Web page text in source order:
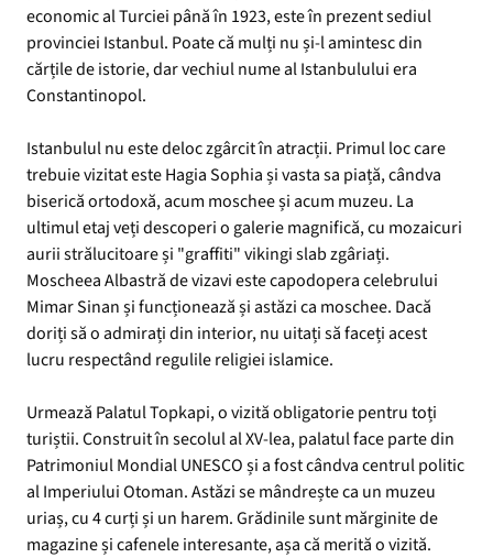
economic al Turciei până în 1923, este în prezent sediul
provinciei Istanbul. Poate că mulți nu și-l amintesc din
cărțile de istorie, dar vechiul nume al Istanbulului era
Constantinopol.
Istanbulul nu este deloc zgârcit în atracții. Primul loc care
trebuie vizitat este Hagia Sophia și vasta sa piață, cândva
biserică ortodoxă, acum moschee și acum muzeu. La
ultimul etaj veți descoperi o galerie magnifică, cu mozaicuri
aurii strălucitoare și "graffiti" vikingi slab zgâriați.
Moscheea Albastră de vizavi este capodopera celebrului
Mimar Sinan și funcționează și astăzi ca moschee. Dacă
doriți să o admirați din interior, nu uitați să faceți acest
lucru respectând regulile religiei islamice.
Urmează Palatul Topkapi, o vizită obligatorie pentru toți
turiștii. Construit în secolul al XV-lea, palatul face parte din
Patrimoniul Mondial UNESCO și a fost cândva centrul politic
al Imperiului Otoman. Astăzi se mândrește ca un muzeu
uriaș, cu 4 curți și un harem. Grădinile sunt mărginite de
magazine și cafenele interesante, așa că merită o vizită.